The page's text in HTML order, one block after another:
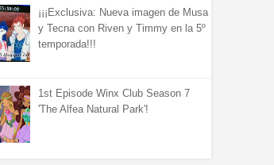
¡¡¡Exclusiva: Nueva imagen de Musa
y Tecna con Riven y Timmy en la 5º
temporada!!!
1st Episode Winx Club Season 7
'The Alfea Natural Park'!